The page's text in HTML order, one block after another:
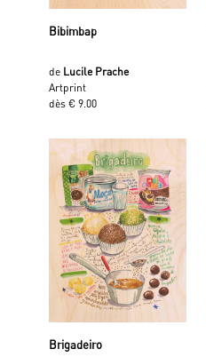
Bibimbap
de Lucile Prache
Artprint
dès € 9.00
Brigadeiro